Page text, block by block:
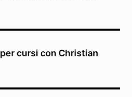
cursi con Christian